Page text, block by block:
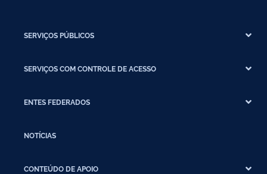
SERVIÇOS PÚBLICOS
SERVIÇOS COM CONTROLE DE ACESSO
ENTES FEDERADOS
NOTÍCIAS
CONTEÚDO DE APOIO